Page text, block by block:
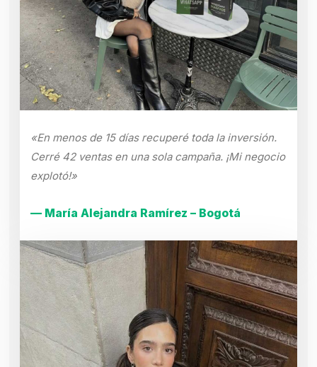
«En menos de 15 días recuperé toda la inversión.
Cerré 42 ventas en una sola campaña. ¡Mi negocio
explotó!»
— María Alejandra Ramírez – Bogotá